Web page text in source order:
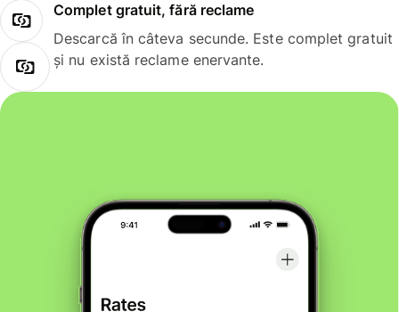
Complet gratuit, fără reclame
Descarcă în câteva secunde. Este complet gratuit
și nu există reclame enervante.